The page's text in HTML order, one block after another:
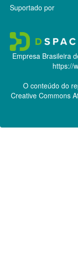
Suportado por
Empresa Brasileira
https://
O conteúdo do
Creative Commons